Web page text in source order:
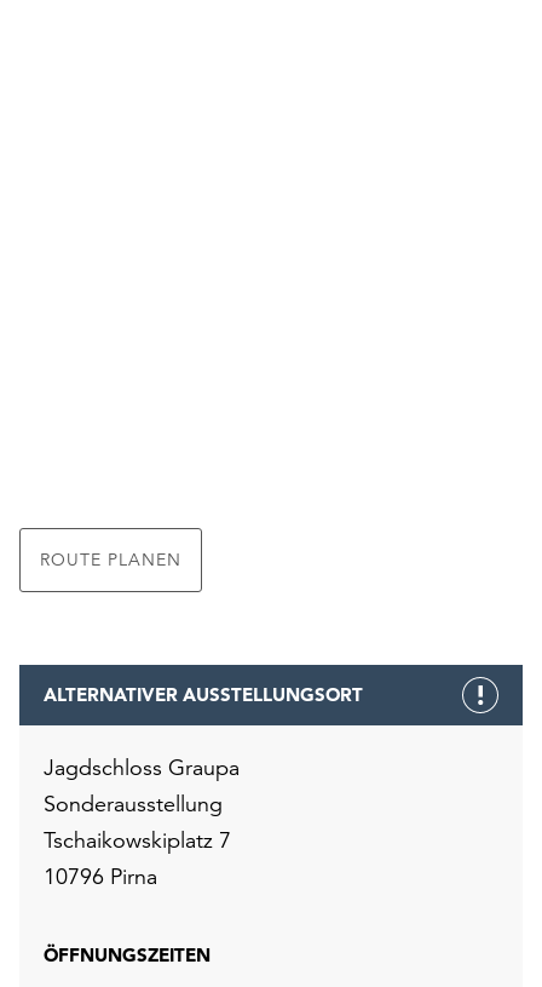
ROUTE PLANEN
ALTERNATIVER AUSSTELLUNGSORT
Jagdschloss Graupa
Sonderausstellung
Tschaikowskiplatz 7
10796 Pirna
ÖFFNUNGSZEITEN